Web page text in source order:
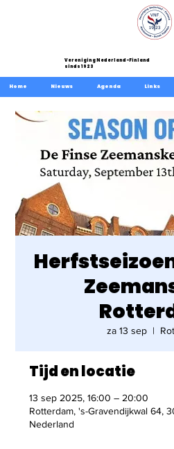
Vereniging Nederland-Finland
sinds 1923
za 13 sep
  |
Tijd en locatie
13 sep 2025, 16:00 – 20:00
Rotterdam, 's-Gravendijkwal 64,
Nederland
Home Nieuws Agenda Links